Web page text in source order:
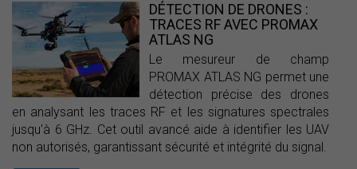
DÉTECTION DE DRONES :
TRACES RF AVEC PROMAX
ATLAS NG
Le mesureur de champ
PROMAX ATLAS NG permet une
détection précise des drones
en analysant les traces RF et les signatures spectrales
jusqu'à 6 GHz. Cet outil avancé aide à identifier les UAV
non autorisés, garantissant sécurité et intégrité du signal.